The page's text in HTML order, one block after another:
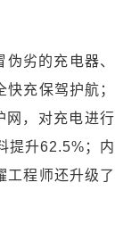
劣的充电器、
充保驾护航；
网，对充电进行
提升62.5%；内
工程师还升级了